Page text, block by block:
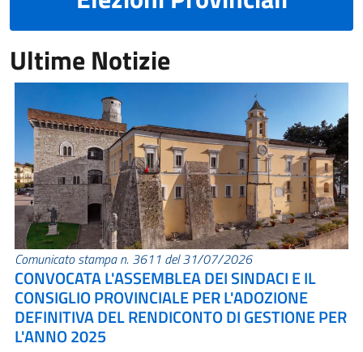
Ultime Notizie
Comunicato stampa n. 3611 del 31/07/2026
CONVOCATA L'ASSEMBLEA DEI SINDACI E IL
CONSIGLIO PROVINCIALE PER L'ADOZIONE
DEFINITIVA DEL RENDICONTO DI GESTIONE PER
L'ANNO 2025